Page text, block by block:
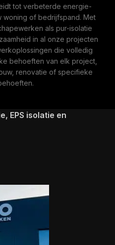
tot verbeterde energie-
woning of bedrijfspand. Met
als pur-isolatie
in al onze projecten
die volledig
behoeften van elk project,
renovatie of specifieke
EPS isolatie en